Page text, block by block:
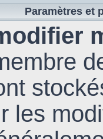
Paramètres et
les